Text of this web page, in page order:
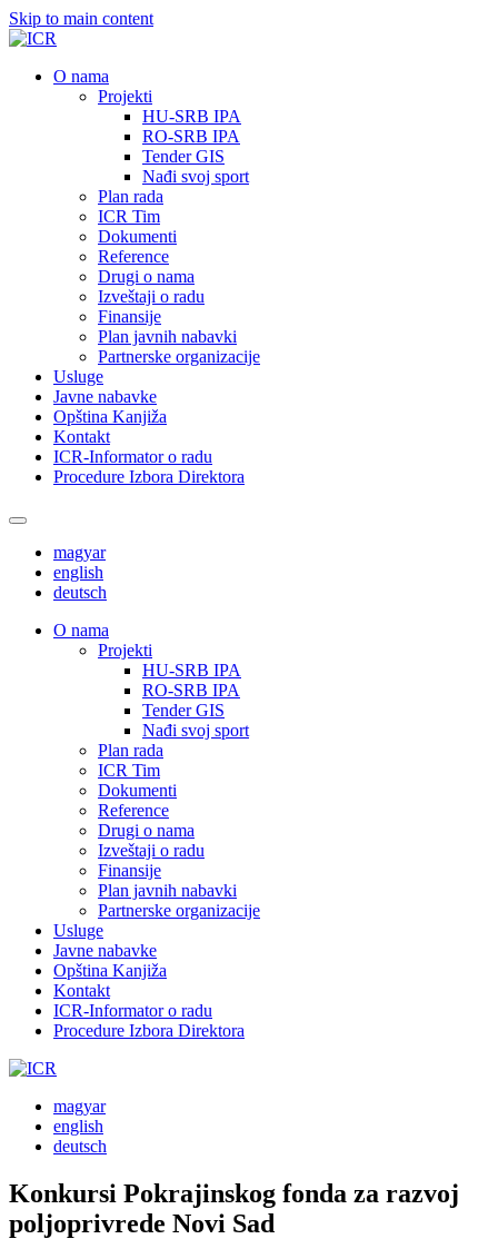
Skip to main content
О nama
Projekti
HU-SRB IPA
RO-SRB IPA
Tender GIS
Nađi svoj sport
Plan rada
ICR Tim
Dokumenti
Reference
Drugi o nama
Izveštaji o radu
Finansije
Plan javnih nabavki
Partnerske organizacije
Usluge
Javne nabavke
Opština Kanjiža
Kontakt
ICR-Informator o radu
Procedure Izbora Direktora
magyar
english
deutsch
О nama
Projekti
HU-SRB IPA
RO-SRB IPA
Tender GIS
Nađi svoj sport
Plan rada
ICR Tim
Dokumenti
Reference
Drugi o nama
Izveštaji o radu
Finansije
Plan javnih nabavki
Partnerske organizacije
Usluge
Javne nabavke
Opština Kanjiža
Kontakt
ICR-Informator o radu
Procedure Izbora Direktora
magyar
english
deutsch
Konkursi Pokrajinskog fonda za razvoj
poljoprivrede Novi Sad